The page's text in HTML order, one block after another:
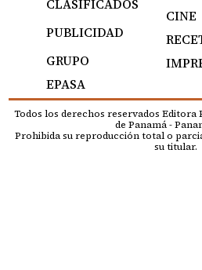
CLASIFICADOS
PUBLICIDAD
GRUPO
EPASA
CINE
Todos los derechos reservados Editora
de Panamá -
Prohibida su reproducción total o
su titular.